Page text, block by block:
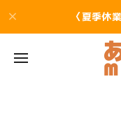
〈夏季休